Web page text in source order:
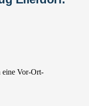
eine Vor-Ort-